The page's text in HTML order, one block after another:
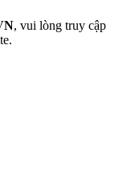
, vui lòng truy cập